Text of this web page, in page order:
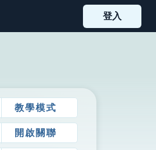
登入
教學模式
開啟關聯